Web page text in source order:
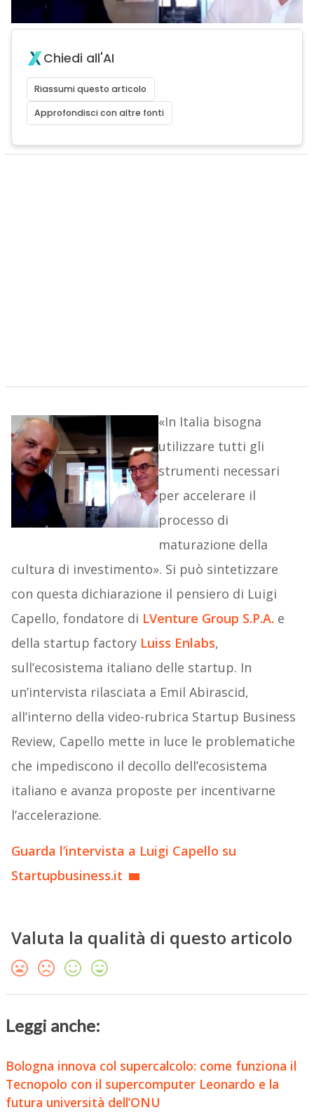
Chiedi all'AI
Riassumi questo articolo
Approfondisci con altre fonti
«In Italia bisogna
utilizzare tutti gli
strumenti necessari
per accelerare il
processo di
maturazione della
cultura di investimento». Si può sintetizzare
con questa dichiarazione il pensiero di Luigi
Capello, fondatore di LVenture Group S.P.A. e
della startup factory Luiss Enlabs,
sull’ecosistema italiano delle startup. In
un’intervista rilasciata a Emil Abirascid,
all’interno della video-rubrica Startup Business
Review, Capello mette in luce le problematiche
che impediscono il decollo dell’ecosistema
italiano e avanza proposte per incentivarne
l’accelerazione.
Guarda l’intervista a Luigi Capello su
Startupbusiness.it
Valuta la qualità di questo articolo
Leggi anche:
Bologna innova col supercalcolo: come funziona il
Tecnopolo con il supercomputer Leonardo e la
futura università dell’ONU